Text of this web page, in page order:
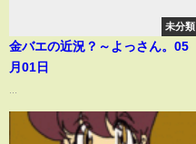
未分類
金バエの近況？～よっさん。05
月01日